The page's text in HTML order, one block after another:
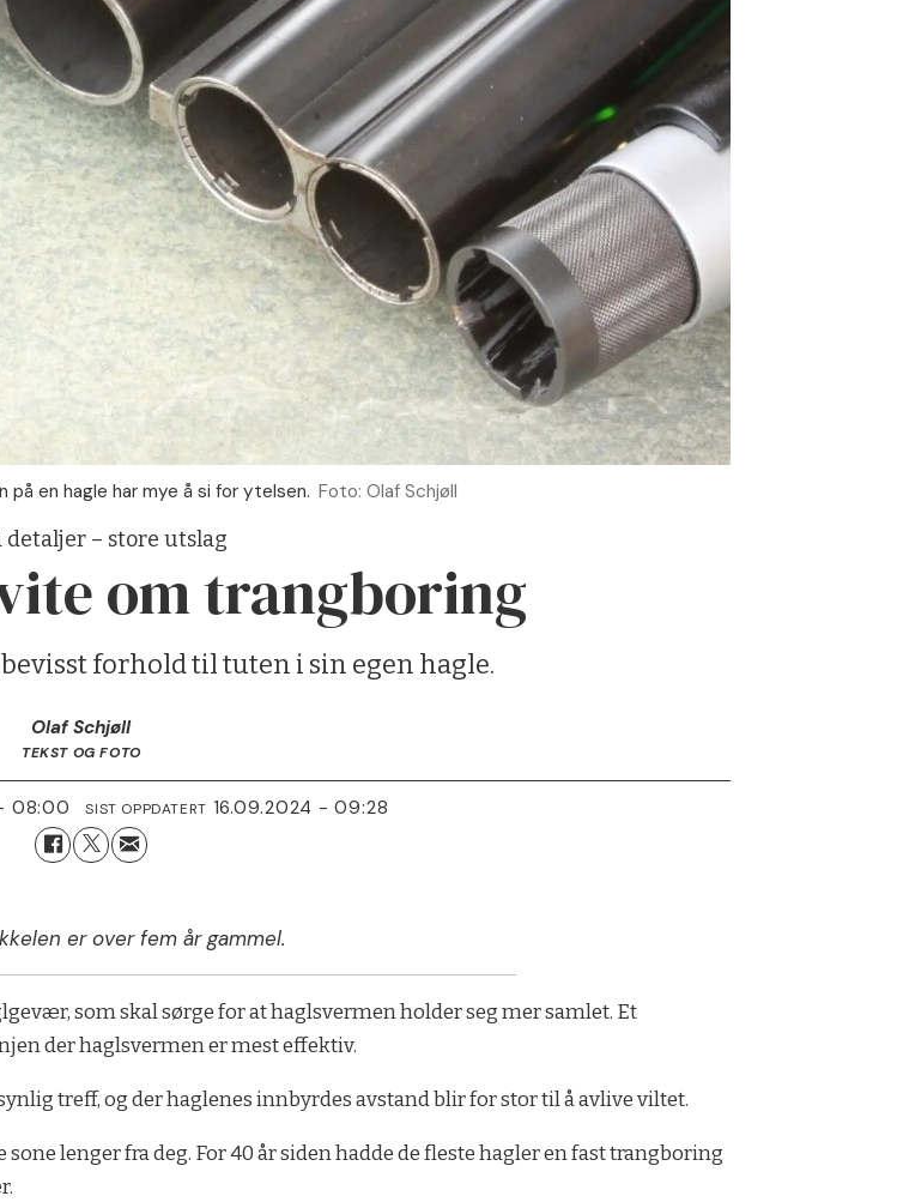
på en hagle har mye å si for ytelsen. Foto: Olaf Schjøll
detaljer – store utslag
om trangboring
forhold til tuten i sin egen hagle.
Olaf Schjøll
TEKST OG FOTO
08:00 SIST OPPDATERT 16.09.2024 - 09:28
er over fem år gammel.
som skal sørge for at haglsvermen holder seg mer samlet. Et
der haglsvermen er mest effektiv.
treff, og der haglenes innbyrdes avstand blir for stor til å avlive viltet.
lenger fra deg. For 40 år siden hadde de fleste hagler en fast trangboring